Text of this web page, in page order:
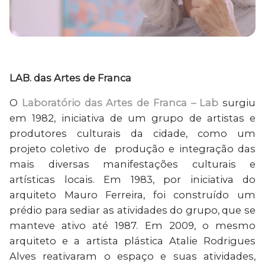
LAB. das Artes de Franca
O Laboratório das Artes de Franca – Lab surgiu
em 1982, iniciativa de um grupo de artistas e
produtores culturais da cidade, como um
projeto coletivo de produção e integração das
mais diversas manifestações culturais e
artísticas locais. Em 1983, por iniciativa do
arquiteto Mauro Ferreira, foi construído um
prédio para sediar as atividades do grupo, que se
manteve ativo até 1987. Em 2009, o mesmo
arquiteto e a artista plástica Atalie Rodrigues
Alves reativaram o espaço e suas atividades,